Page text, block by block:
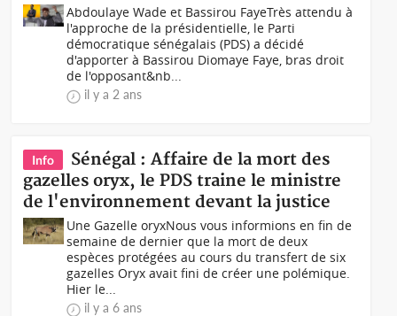
Abdoulaye Wade et Bassirou FayeTrès attendu à
l'approche de la présidentielle, le Parti
démocratique sénégalais (PDS) a décidé
d'apporter à Bassirou Diomaye Faye, bras droit
de l'opposant&nb...
il y a 2 ans
Info
Sénégal : Affaire de la mort des
gazelles oryx, le PDS traine le ministre
de l'environnement devant la justice
Une Gazelle oryxNous vous informions en fin de
semaine de dernier que la mort de deux
espèces protégées au cours du transfert de six
gazelles Oryx avait fini de créer une polémique.
Hier le...
il y a 6 ans